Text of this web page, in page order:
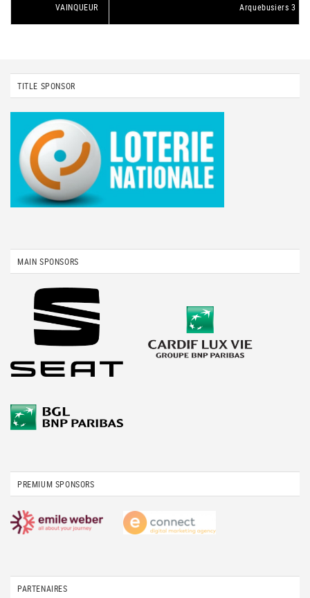
VAINQUEUR Arquebusiers 3
TITLE SPONSOR
MAIN SPONSORS
PREMIUM SPONSORS
PARTENAIRES